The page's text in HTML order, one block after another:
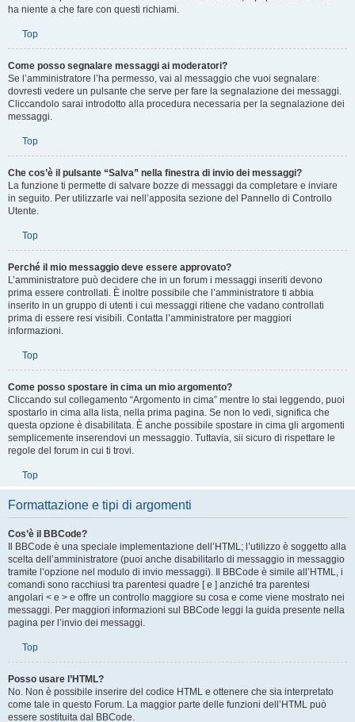
pensa che tu ne abbia infranta una, può mandarti un richiamo. Ti preghiamo di
ha niente a che fare con questi richiami.
Come posso segnalare messaggi ai moderatori?
Se l’amministratore l’ha permesso, vai al messaggio che vuoi segnalare:
dovresti vedere un pulsante che serve per fare la segnalazione dei messaggi.
messaggi.
Che cos’è il pulsante “Salva” nella finestra di invio dei messaggi?
La funzione ti permette di salvare bozze di messaggi da completare e inviare
Utente.
Top
Perché il mio messaggio deve essere approvato?
L’amministratore può decidere che in un forum i messaggi inseriti devono
prima essere controllati. È inoltre possibile che l’amministratore ti abbia
inserito in un gruppo di utenti i cui messaggi ritiene che vadano controllati
informazioni.
Come posso spostare in cima un mio argomento?
Cliccando sul collegamento “Argomento in cima” mentre lo stai leggendo, puoi
spostarlo in cima alla lista, nella prima pagina. Se non lo vedi, significa che
questa opzione è disabilitata. È anche possibile spostare in cima gli argomenti
regole del forum in cui ti trovi.
Top
Formattazione e tipi di argomenti
Cos’è il BBCode?
Il BBCode è una speciale implementazione dell’HTML; l’utilizzo è soggetto alla
scelta dell’amministratore (puoi anche disabilitarlo di messaggio in messaggio
tramite l’opzione nel modulo di invio messaggi). Il BBCode è simile all’HTML, i
comandi sono racchiusi tra parentesi quadre [ e ] anziché tra parentesi
angolari < e > e offre un controllo maggiore su cosa e come viene mostrato nei
pagina per l’invio dei messaggi.
Top
Posso usare l’HTML?
No. Non è possibile inserire del codice HTML e ottenere che sia interpretato